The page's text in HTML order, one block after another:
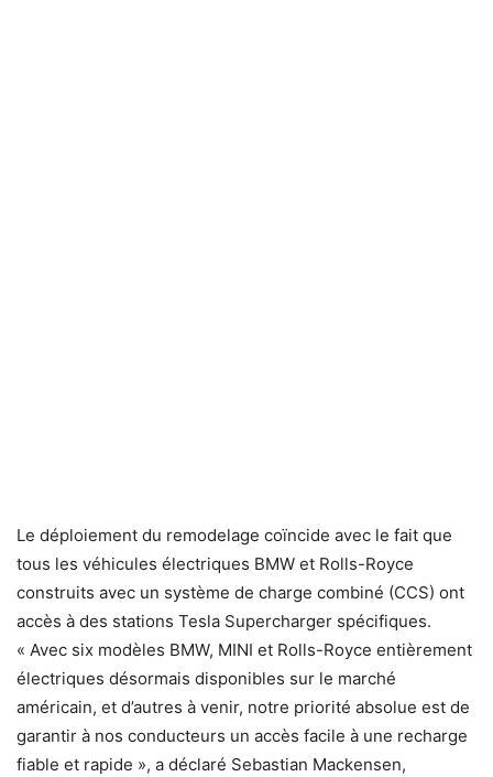
Le déploiement du remodelage coïncide avec le fait que
tous les véhicules électriques BMW et Rolls-Royce
construits avec un système de charge combiné (CCS) ont
accès à des stations Tesla Supercharger spécifiques.
« Avec six modèles BMW, MINI et Rolls-Royce entièrement
électriques désormais disponibles sur le marché
américain, et d’autres à venir, notre priorité absolue est de
garantir à nos conducteurs un accès facile à une recharge
fiable et rapide », a déclaré Sebastian Mackensen,